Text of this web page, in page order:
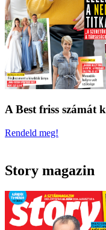
A Best friss számát
Rendeld meg!
Story magazin